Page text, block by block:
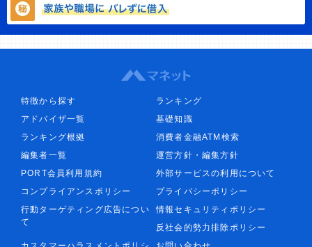
特徴から探す
ランキング
アドバイザ一覧
基礎知識
ランキング根拠
消費者金融ATM検索
編集者一覧
運営方針・編集方針
PORT会員利用規約
外部サービスの利用について
コンプライアンスポリシー
プライバシーポリシー
行動ターゲティング広告につい
て
情報セキュリティポリシー
反社会的勢力排除ポリシー